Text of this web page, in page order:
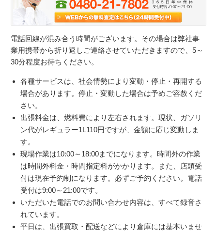
電話回線が混み合う時間がございます。その場合は弊社事
業用携帯から折り返しご連絡させていただきますので、5～
30分程度お待ちください。
各種サービスは、社会情勢により変動・停止・再開する
場合があります。停止・変動した場合は予めご容赦くだ
さい。
出張料金は、燃料費により左右されます。現状、ガソリ
ン代がレギュラー1L110円ですが、金額に応じ変動しま
す。
現場作業は10:00～18:00までになります。時間外の作業
は時間外料金・時間指定料がかかります。また、店頭受
付は現在予約制になります。必ずご予約ください。電話
受付は9:00～21:00です。
いただいた電話でのお問い合わせ内容は、すべて録音さ
れています。
平日は、出張買取・配送などにより倉庫には基本いませ